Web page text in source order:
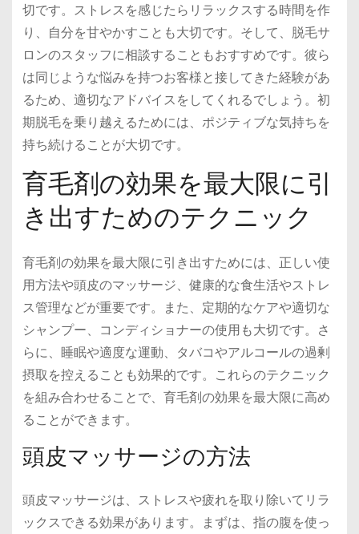
切です。ストレスを感じたらリラックスする時間を作
り、自分を甘やかすことも大切です。そして、脱毛サ
ロンのスタッフに相談することもおすすめです。彼ら
は同じような悩みを持つお客様と接してきた経験があ
るため、適切なアドバイスをしてくれるでしょう。初
期脱毛を乗り越えるためには、ポジティブな気持ちを
持ち続けることが大切です。
育毛剤の効果を最大限に引
き出すためのテクニック
育毛剤の効果を最大限に引き出すためには、正しい使
用方法や頭皮のマッサージ、健康的な食生活やストレ
ス管理などが重要です。また、定期的なケアや適切な
シャンプー、コンディショナーの使用も大切です。さ
らに、睡眠や適度な運動、タバコやアルコールの過剰
摂取を控えることも効果的です。これらのテクニック
を組み合わせることで、育毛剤の効果を最大限に高め
ることができます。
頭皮マッサージの方法
頭皮マッサージは、ストレスや疲れを取り除いてリラ
ックスできる効果があります。まずは、指の腹を使っ